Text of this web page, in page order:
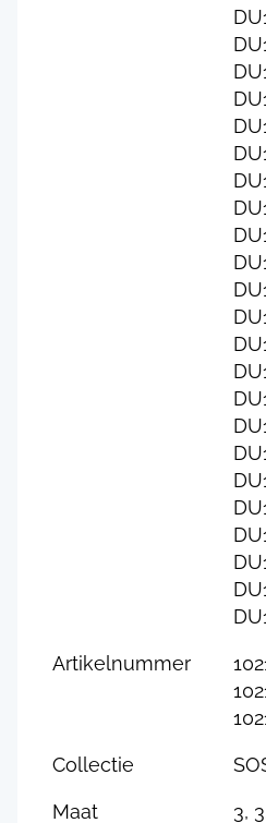
Artikelnummer
Collectie
Maat 3,